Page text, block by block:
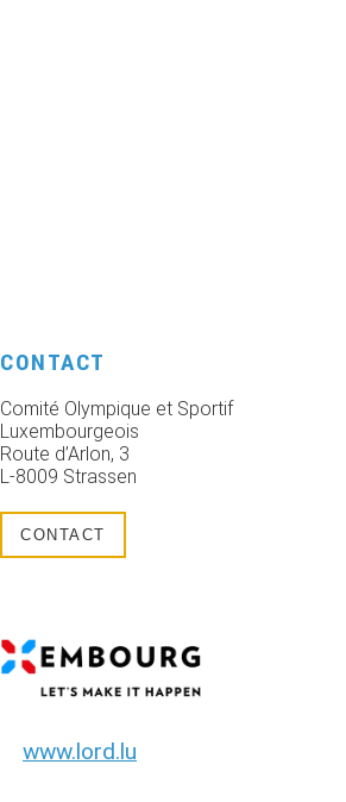
CONTACT
Comité Olympique et Sportif
Luxembourgeois
Route d’Arlon, 3
L-8009 Strassen
CONTACT
www.lord.lu